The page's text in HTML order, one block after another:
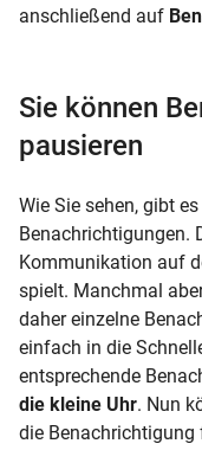
anschließend auf
Sie können
pausieren
Wie Sie sehen, gibt
Benachrichtigungen.
Kommunikation auf
spielt. Manchmal
daher einzelne
einfach in die
entsprechende
die kleine Uhr. Nun
die Benachrichtigung